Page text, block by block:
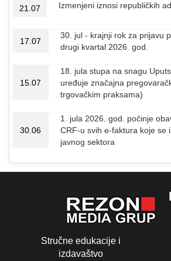
21.07 Izmenjeni iznosi republičkih
17.07
30. jul - krajnji rok za prijavu
drugi kvartal 2026. god.
15.07
18. jula stupa na snagu
uređuje značajna
trgovačkim praksama)
30.06
1. jula 2026. god. počinje
CRF-u svih e-faktura koje se
javnog sektora
Stručne edukacije i
izdavaštvo